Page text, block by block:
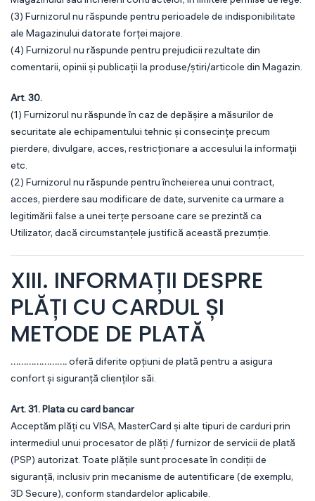
(3) Furnizorul nu răspunde pentru perioadele de indisponibilitate
ale Magazinului datorate forței majore.
(4) Furnizorul nu răspunde pentru prejudicii rezultate din
comentarii, opinii și publicații la produse/știri/articole din Magazin.
Art. 30.
(1) Furnizorul nu răspunde în caz de depășire a măsurilor de
securitate ale echipamentului tehnic și consecințe precum
pierdere, divulgare, acces, restricționare a accesului la informații
etc.
(2) Furnizorul nu răspunde pentru încheierea unui contract,
acces, pierdere sau modificare de date, survenite ca urmare a
legitimării false a unei terțe persoane care se prezintă ca
Utilizator, dacă circumstanțele justifică această prezumție.
XIII. INFORMAȚII DESPRE
PLĂȚI CU CARDUL ȘI
METODE DE PLATĂ
………………….oferă diferite opțiuni de plată pentru a asigura
confort și siguranță clienților săi.
Art. 31. Plata cu card bancar
Acceptăm plăți cu VISA, MasterCard și alte tipuri de carduri prin
intermediul unui procesator de plăți / furnizor de servicii de plată
(PSP) autorizat. Toate plățile sunt procesate în condiții de
siguranță, inclusiv prin mecanisme de autentificare (de exemplu,
3D Secure), conform standardelor aplicabile.